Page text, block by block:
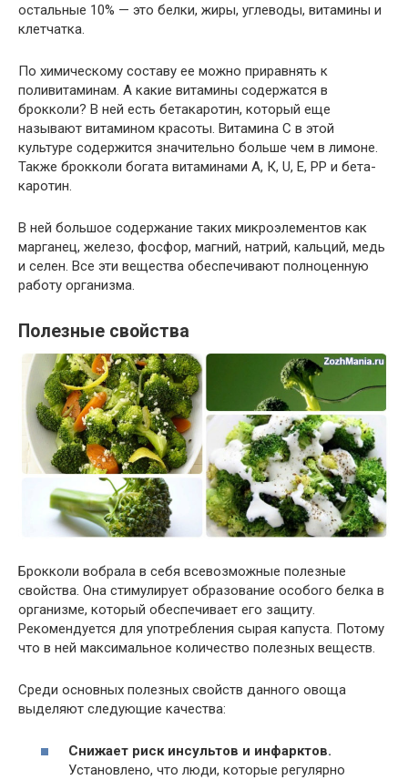
остальные 10% — это белки, жиры, углеводы, витамины и
клетчатка.
По химическому составу ее можно приравнять к
поливитаминам. А какие витамины содержатся в
брокколи? В ней есть бетакаротин, который еще
называют витамином красоты. Витамина С в этой
культуре содержится значительно больше чем в лимоне.
Также брокколи богата витаминами А, К, U, Е, РР и бета-
каротин.
В ней большое содержание таких микроэлементов как
марганец, железо, фосфор, магний, натрий, кальций, медь
и селен. Все эти вещества обеспечивают полноценную
работу организма.
Полезные свойства
Брокколи вобрала в себя всевозможные полезные
свойства. Она стимулирует образование особого белка в
организме, который обеспечивает его защиту.
Рекомендуется для употребления сырая капуста. Потому
что в ней максимальное количество полезных веществ.
Среди основных полезных свойств данного овоща
выделяют следующие качества:
Снижает риск инсультов и инфарктов.
Установлено, что люди, которые регулярно